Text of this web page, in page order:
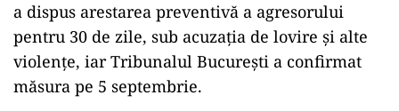
a dispus arestarea preventivă a agresorului
pentru 30 de zile, sub acuzația de lovire și alte
violențe, iar Tribunalul București a confirmat
măsura pe 5 septembrie.